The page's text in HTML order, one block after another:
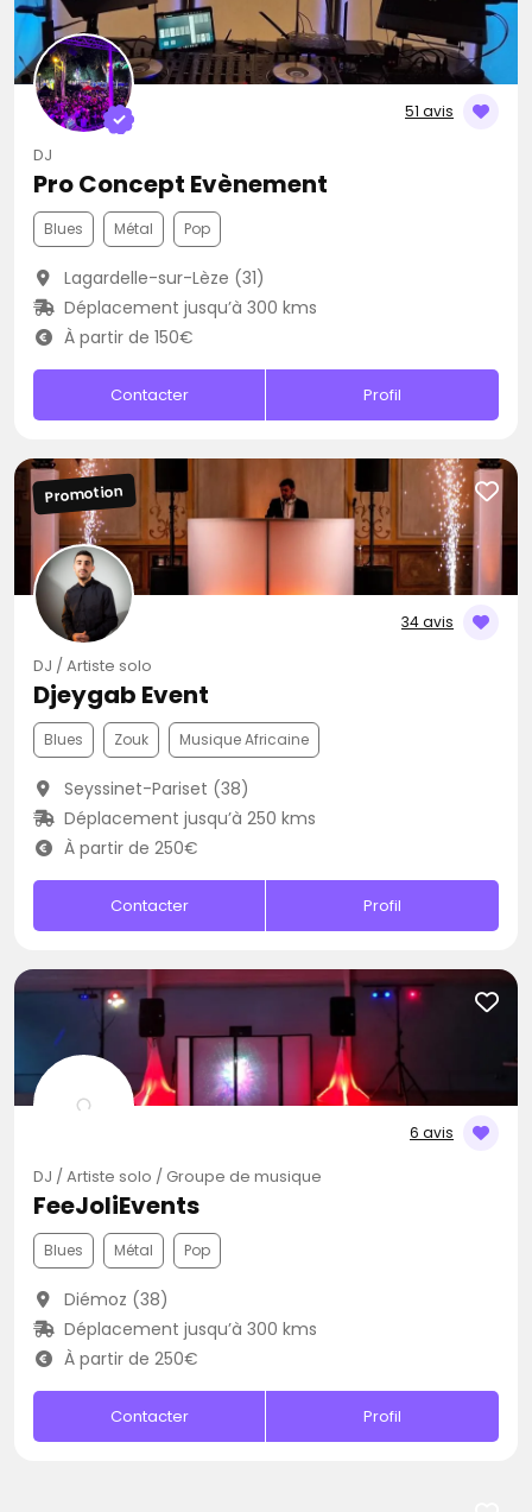
51 avis
DJ
Pro Concept Evènement
Blues Métal Pop
Lagardelle-sur-Lèze (31)
Déplacement jusqu’à 300 kms
À partir de 150€
Contacter Profil
34 avis
Promotion
DJ / Artiste solo
Djeygab Event
Blues Zouk Musique Africaine
Seyssinet-Pariset (38)
Déplacement jusqu’à 250 kms
À partir de 250€
Contacter Profil
6 avis
DJ / Artiste solo / Groupe de musique
FeeJoliEvents
Blues Métal Pop
Diémoz (38)
Déplacement jusqu’à 300 kms
À partir de 250€
Contacter Profil